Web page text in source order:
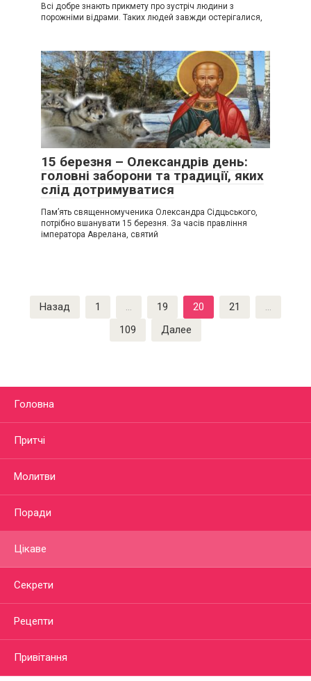
Всі добре знають прикмету про зустріч людини з
порожніми відрами. Таких людей завжди остерігалися,
15 березня – Олександрів день:
головні заборони та традиції, яких
слід дотримуватися
Пам’ять священномученика Олександра Сідцьського,
потрібно вшанувати 15 березня. За часів правління
імператора Аврелана, святий
Пагинация
записей
Назад 1 … 19 20 21
…
109
Далее
Головна
Притчі
Молитви
Поради
Цікаве
Секрети
Рецепти
Привітання